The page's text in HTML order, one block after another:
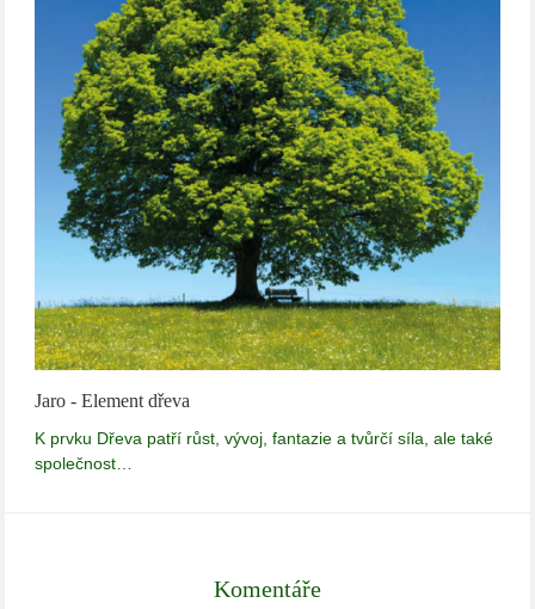
Jaro - Element dřeva
K prvku Dřeva patří růst, vývoj, fantazie a tvůrčí síla, ale také
společnost…
Komentáře